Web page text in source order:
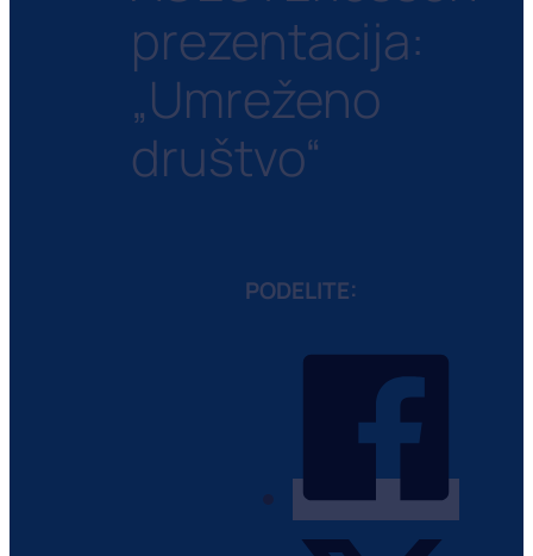
prezentacija:
„Umreženo
društvo“
PODELITE: